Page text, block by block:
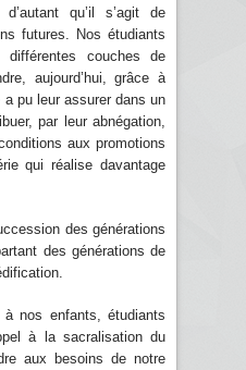
qu’il s’agit de
futures. Nos étudiants
couches de
aujourd’hui, grâce à
a pu leur assurer dans un
par leur abnégation,
aux promotions
qui réalise davantage
des générations
des générations de
à nos enfants, étudiants
à la sacralisation du
aux besoins de notre